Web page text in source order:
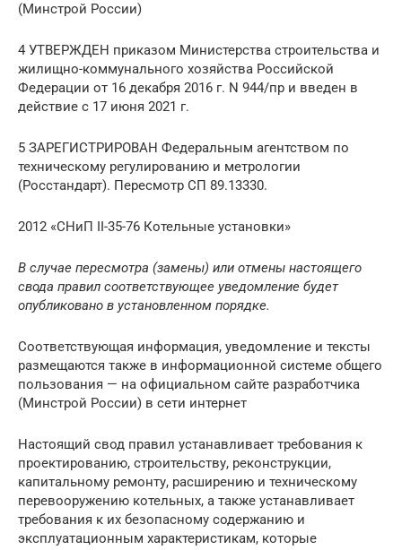
(Минстрой России)
4 УТВЕРЖДЕН приказом Министерства строительства и
жилищно-коммунального хозяйства Российской
Федерации от 16 декабря 2016 г. N 944/пр и введен в
действие с 17 июня 2021 г.
5 ЗАРЕГИСТРИРОВАН Федеральным агентством по
техническому регулированию и метрологии
(Росстандарт). Пересмотр СП 89.13330.
2012 «СНиП II-35-76 Котельные установки»
В случае пересмотра (замены) или отмены настоящего
свода правил соответствующее уведомление будет
опубликовано в установленном порядке.
Соответствующая информация, уведомление и тексты
размещаются также в информационной системе общего
пользования — на официальном сайте разработчика
(Минстрой России) в сети интернет
Настоящий свод правил устанавливает требования к
проектированию, строительству, реконструкции,
капитальному ремонту, расширению и техническому
перевооружению котельных, а также устанавливает
требования к их безопасному содержанию и
эксплуатационным характеристикам, которые